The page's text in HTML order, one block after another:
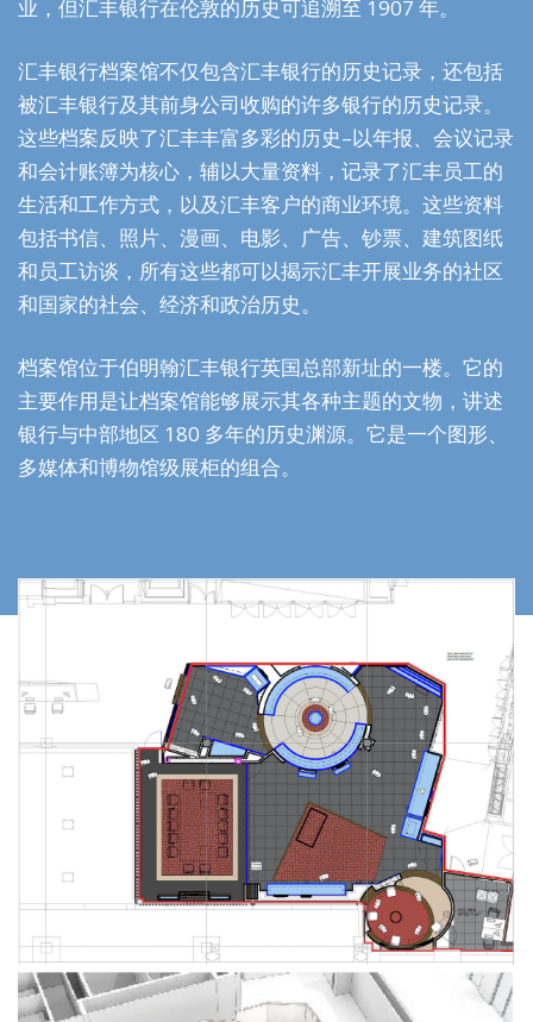
业，但汇丰银行在伦敦的历史可追溯至 1907 年。
汇丰银行档案馆不仅包含汇丰银行的历史记录，还包括
被汇丰银行及其前身公司收购的许多银行的历史记录。
这些档案反映了汇丰丰富多彩的历史–以年报、会议记录
和会计账簿为核心，辅以大量资料，记录了汇丰员工的
生活和工作方式，以及汇丰客户的商业环境。这些资料
包括书信、照片、漫画、电影、广告、钞票、建筑图纸
和员工访谈，所有这些都可以揭示汇丰开展业务的社区
和国家的社会、经济和政治历史。
档案馆位于伯明翰汇丰银行英国总部新址的一楼。它的
主要作用是让档案馆能够展示其各种主题的文物，讲述
银行与中部地区 180 多年的历史渊源。它是一个图形、
多媒体和博物馆级展柜的组合。